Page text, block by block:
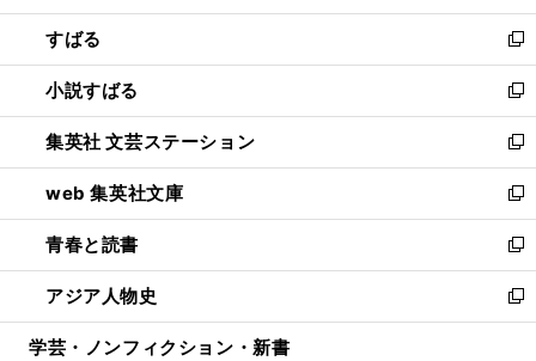
開
く
ウ
で
開
く
ン
ド
ウ
で
開
く
すばる
新
し
い
ウ
ィ
ン
ド
ウ
で
開
く
小説すばる
新
し
い
ウ
ィ
ン
ド
ウ
で
開
集英社 文芸ステーション
新
し
い
ウ
ィ
ン
ド
ウ
web 集英社文庫
新
し
い
ウ
ィ
ン
青春と読書
新
し
い
ウ
アジア人物史
新
し
学芸・ノンフィクション・新書